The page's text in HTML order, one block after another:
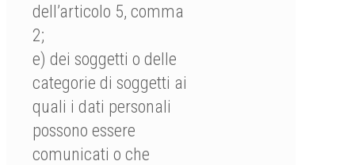
dell’articolo 5, comma
2;
e) dei soggetti o delle
categorie di soggetti ai
quali i dati personali
possono essere
comunicati o che